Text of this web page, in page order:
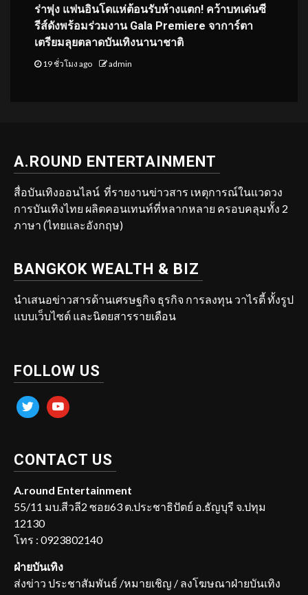
ร่าพุ่ง แฟนอินโดแห่ต้อนรับห้างแตก! คว้าบทเด่นซี
รีส์ดังพร้อมร่วมงาน Gala Premiere จาการ์ตา
เตรียมลุยตลาดบันเทิงนานาชาติ
19 ชั่วโมง ago admin
A.ROUND ENTERTAINMENT
สื่อบันเทิงออนไลน์ ที่รายงานข่าวสาร เหตุการณ์ในแวดวง
การบันเทิงไทย ผลิตคอนเทนท์ที่หลากหลาย ครอบคลุมทั้ง 2
ภาษา (ไทยและอังกฤษ)
BANGKOK WEALTH & BIZ
นำเสนอข่าวสารด้านเศรษฐกิจ ธุรกิจ การลงทุน วาไรตี้ ทั้งรูป
แบบเว็บไซต์ และนิตยสารรายเดือน
FOLLOW US
twitter youtube
CONTACT US
A.round Entertainment
55/11 มบ.สีวลี2 ซอย63 ต.ประชาธิปัตย์ อ.ธัญบุรี จ.ปทุม
12130
โทร : 0923802140
ฝ่ายบันเทิง
ส่งข่าว ประชาสัมพันธ์ /หมายเชิญ / ลงโฆษณาฝ่ายบันเทิง